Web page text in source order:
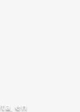
en